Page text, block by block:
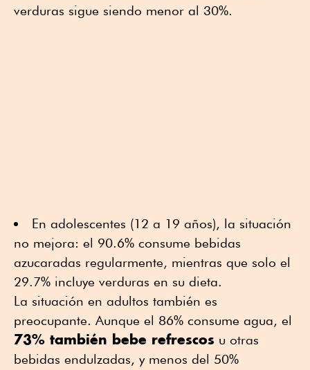
verduras sigue siendo menor al 30%.
En adolescentes (12 a 19 años), la situación
no mejora: el 90.6% consume bebidas
azucaradas regularmente, mientras que solo el
29.7% incluye verduras en su dieta.
La situación en adultos también es
preocupante. Aunque el 86% consume agua, el
73% también bebe refrescos u otras
bebidas endulzadas, y menos del 50%